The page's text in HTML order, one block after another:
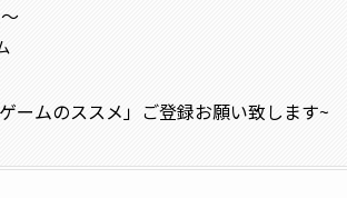
ムのススメ」ご登録お願い致します~